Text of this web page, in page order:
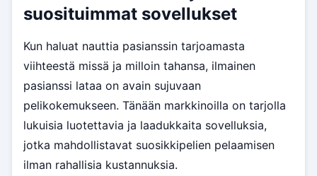
suosituimmat sovellukset
Kun haluat nauttia pasianssin tarjoamasta
viihteestä missä ja milloin tahansa, ilmainen
pasianssi lataa on avain sujuvaan
pelikokemukseen. Tänään markkinoilla on tarjolla
lukuisia luotettavia ja laadukkaita sovelluksia,
jotka mahdollistavat suosikkipelien pelaamisen
ilman rahallisia kustannuksia.